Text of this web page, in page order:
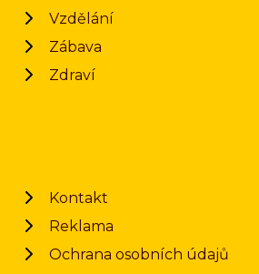
Vzdělání
Zábava
Zdraví
Kontakt
Reklama
Ochrana osobních údajů